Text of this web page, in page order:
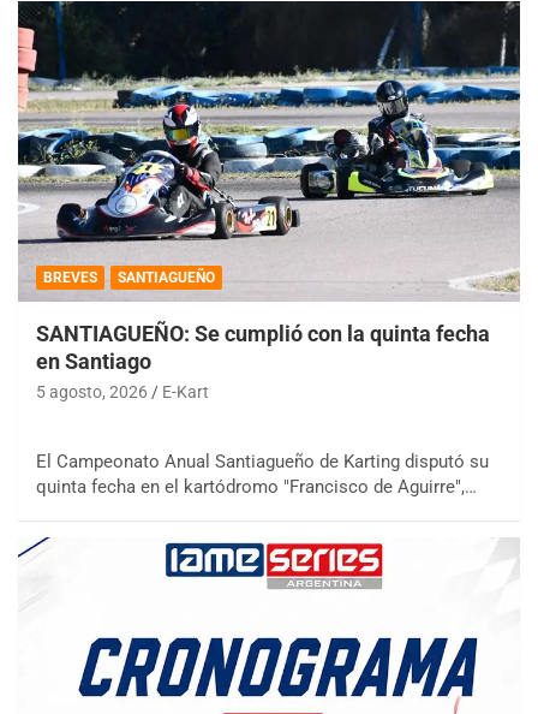
BREVES SANTIAGUEÑO
SANTIAGUEÑO: Se cumplió con la quinta fecha
en Santiago
5 agosto, 2026 E-Kart
El Campeonato Anual Santiagueño de Karting disputó su
quinta fecha en el kartódromo "Francisco de Aguirre",…